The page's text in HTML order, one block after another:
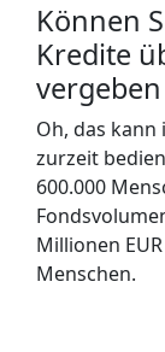
Können
Kredite
Oh, das
zurzeit
600.000
Millionen
Menschen.